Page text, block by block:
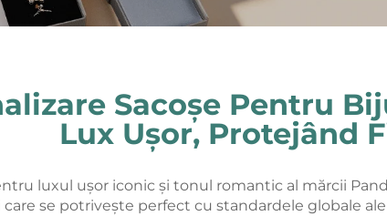
Sacoșe Pentru
Lux Ușor, Protejând
luxul ușor iconic și tonul romantic al mărcii
se potrivește perfect cu standardele globale